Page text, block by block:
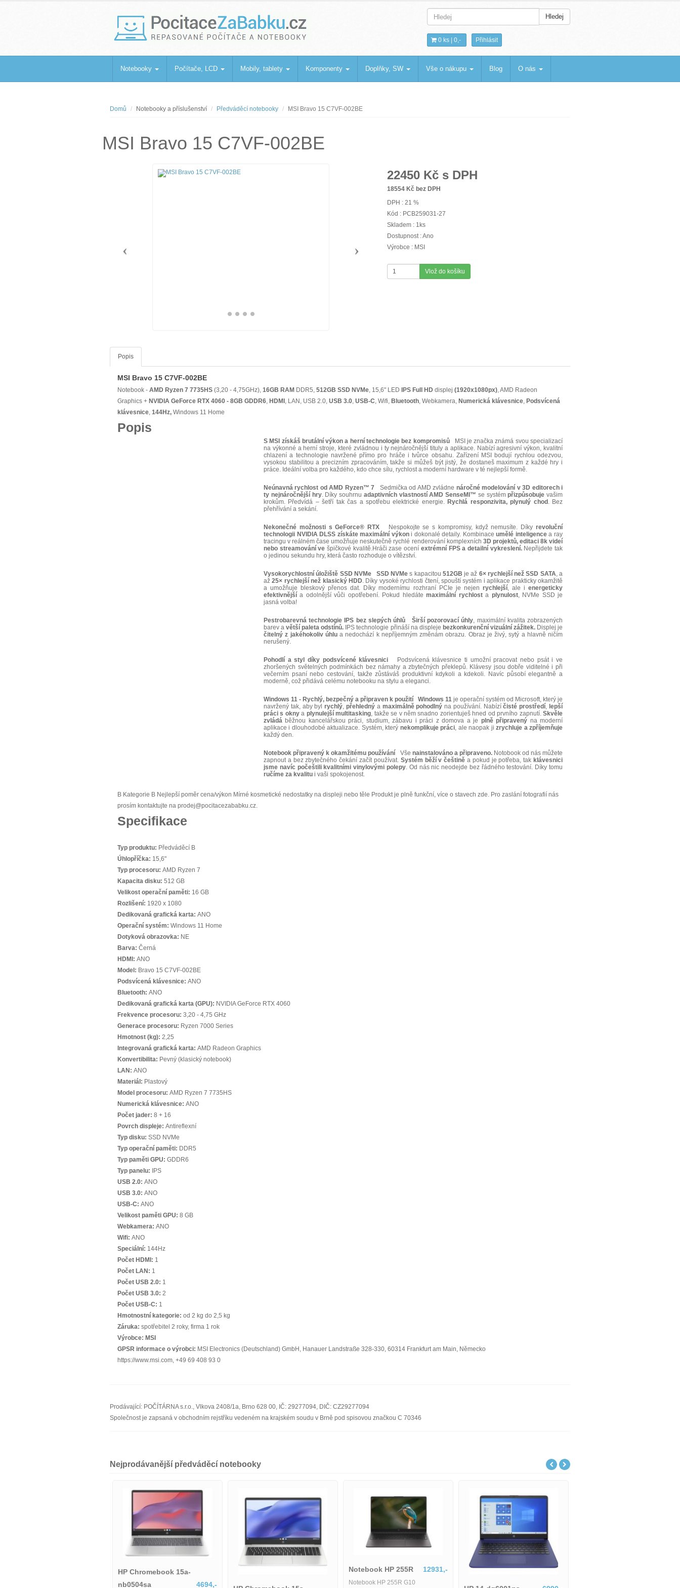
PocitaceZaBabku.cz
Repasované počítače a notebooky
Hledej
0 ks | 0,- Přihlásit
Notebooky Počítače, LCD Mobily, tablety Komponenty Doplňky, SW Vše o nákupu Blog O nás
Domů Notebooky a příslušenství Předváděcí notebooky MSI Bravo 15 C7VF-002BE
MSI Bravo 15 C7VF-002BE
22450 Kč s DPH
18554 Kč bez DPH
DPH : 21 %
Kód : PCB259031-27
Skladem : 1ks
Dostupnost : Ano
Výrobce : MSI
Vlož do košíku
Popis
MSI Bravo 15 C7VF-002BE
Notebook - AMD Ryzen 7 7735HS (3,20 - 4,75GHz), 16GB RAM DDR5, 512GB SSD NVMe, 15,6" LED IPS Full HD displej (1920x1080px), AMD Radeon
Graphics + NVIDIA GeForce RTX 4060 - 8GB GDDR6, HDMI , LAN, USB 2.0, USB 3.0, USB-C, Wifi, Bluetooth, Webkamera, Numerická klávesnice, Podsvícená
klávesnice, 144Hz, Windows 11 Home
Popis
S MSI získáš brutální výkon a herní technologie bez kompromisůMSI je značka známá svou specializací
na výkonné a herní stroje, které zvládnou i ty nejnáročnější tituly a aplikace. Nabízí agresivní výkon, kvalitní
chlazení a technologie navržené přímo pro hráče i tvůrce obsahu. Zařízení MSI bodují rychlou odezvou,
vysokou stabilitou a precizním zpracováním, takže si můžeš být jistý, že dostaneš maximum z každé hry i
práce. Ideální volba pro každého, kdo chce sílu, rychlost a moderní hardware v té nejlepší formě.
Neúnavná rychlost od AMD Ryzen™ 7 Sedmička od AMD zvládne náročné modelování v 3D editorech i
ty nejnáročnější hry. Díky souhrnu adaptivních vlastností AMD SenseMI™ se systémpřizpůsobuje vašim
krokům. Předvídá – šetří tak čas a spotřebu elektrické energie. Rychlá responzivita, plynulý chod . Bez
přehřívání a sekání.
Nekonečné možnosti s GeForce® RTX Nespokojte se s kompromisy, když nemusíte. Díkyrevoluční
technologii NVIDIA DLSS získáte maximální výkoni dokonalé detaily. Kombinaceumělé inteligencea ray
tracingu v reálném čase umožňuje neskutečně rychlé renderování komplexních 3D projektů, editaci 8k videí
nebo streamování ve špičkové kvalitě.Hráči zase ocení extrémní FPS a detailní vykreslení.Nepřijdete tak
o jedinou sekundu hry, která často rozhoduje o vítězství.
Vysokorychlostní úložiště SSD NVMe SSD NVMes kapacitou 512GB je až 6× rychlejší než SSD SATA, a
až25× rychlejší než klasický HDD. Díky vysoké rychlosti čtení, spouští systém i aplikace prakticky okamžitě
a umožňuje bleskový přenos dat. Díky modernímu rozhraní PCIe je nejen rychlejší, ale ienergeticky
efektivnější a odolnější vůči opotřebení. Pokud hledáte maximální rychlosta plynulost, NVMe SSD je
jasná volba!
Pestrobarevná technologie IPS bez slepých úhlů Širší pozorovací úhly, maximální kvalita zobrazených
barev avětší paleta odstínů. IPS technologie přináší na displeje bezkonkurenční vizuální zážitek.Displej je
čitelný z jakéhokoliv úhlua nedochází k nepříjemným změnám obrazu. Obraz je živý, sytý a hlavně ničím
nerušený.
Pohodlí a styl díky podsvícené klávesnici Podsvícená klávesnice ti umožní pracovat nebo psát i ve
zhoršených světelných podmínkách bez námahy a zbytečných překlepů. Klávesy jsou dobře viditelné i při
večerním psaní nebo cestování, takže zůstáváš produktivní kdykoli a kdekoli. Navíc působí elegantně a
moderně, což přidává celému notebooku na stylu a eleganci.
Windows 11 - Rychlý, bezpečný a připraven k použití Windows 11 je operační systém od Microsoft, který je
navržený tak, aby bylrychlý, přehlednýa maximálně pohodlný na používání. Nabízíčisté prostředí, lepší
práci s oknya plynulejší multitasking, takže se v něm snadno zorientuješ hned od prvního zapnutí. Skvěle
zvládá běžnou kancelářskou práci, studium, zábavu i práci z domova a je plně připravený na moderní
aplikace i dlouhodobé aktualizace. Systém, který nekomplikuje práci, ale naopak jizrychluje a zpříjemňuje
každý den.
Notebook připravený k okamžitému používání Vše nainstalováno a připraveno.Notobook od nás můžete
zapnout a bez zbytečného čekání začít používat. Systém běží v češtině a pokud je potřeba, tak klávesnici
jsme navíc počeštili kvalitními vinylovými polepy. Od nás nic neodejde bez řádného testování. Díky tomu
ručíme za kvalitu i vaši spokojenost.
B Kategorie B Nejlepší poměr cena/výkon Mírné kosmetické nedostatky na displeji nebo těle Produkt je plně funkční, více o stavech zde. Pro zaslání fotografií nás
prosím kontaktujte na prodej@pocitacezababku.cz.
Specifikace
Typ produktu: Předváděcí B
Úhlopříčka: 15,6"
Typ procesoru: AMD Ryzen 7
Kapacita disku: 512 GB
Velikost operační paměti: 16 GB
Rozlišení: 1920 x 1080
Dedikovaná grafická karta: ANO
Operační systém: Windows 11 Home
Dotyková obrazovka: NE
Barva: Černá
HDMI: ANO
Model: Bravo 15 C7VF-002BE
Podsvícená klávesnice: ANO
Bluetooth: ANO
Dedikovaná grafická karta (GPU): NVIDIA GeForce RTX 4060
Frekvence procesoru: 3,20 - 4,75 GHz
Generace procesoru: Ryzen 7000 Series
Hmotnost (kg): 2,25
Integrovaná grafická karta: AMD Radeon Graphics
Konvertibilita: Pevný (klasický notebook)
LAN: ANO
Materiál: Plastový
Model procesoru: AMD Ryzen 7 7735HS
Numerická klávesnice: ANO
Počet jader: 8 + 16
Povrch displeje: Antireflexní
Typ disku: SSD NVMe
Typ operační paměti: DDR5
Typ paměti GPU: GDDR6
Typ panelu:
IPS
USB 2.0: ANO
USB 3.0: ANO
USB-C: ANO
Velikost paměti GPU: 8 GB
Webkamera: ANO
Wifi: ANO
Speciální: 144Hz
Počet HDMI: 1
Počet LAN: 1
Počet USB 2.0: 1
Počet USB 3.0: 2
Počet USB-C: 1
Hmotnostní kategorie: od 2 kg do 2,5 kg
Záruka: spotřebitel 2 roky, firma 1 rok
Výrobce: MSI
GPSR informace o výrobci: MSI Electronics (Deutschland) GmbH, Hanauer Landstraße 328-330, 60314 Frankfurt am Main, Německo
https://www.msi.com, +49 69 408 93 0
Prodávající: POČÍTÁRNA s.r.o., Vlkova 2408/1a, Brno 628 00, IČ: 29277094, DIČ: CZ29277094
Společnost je zapsaná v obchodním rejstříku vedeném na krajském soudu v Brně pod spisovou značkou C 70346
Nejprodávanější předváděcí notebooky
HP Chromebook 15a-
4694,-
Notebook HP 255R 12931,-
Notebook HP 255R G10
Lenovo IdeaPad Slim